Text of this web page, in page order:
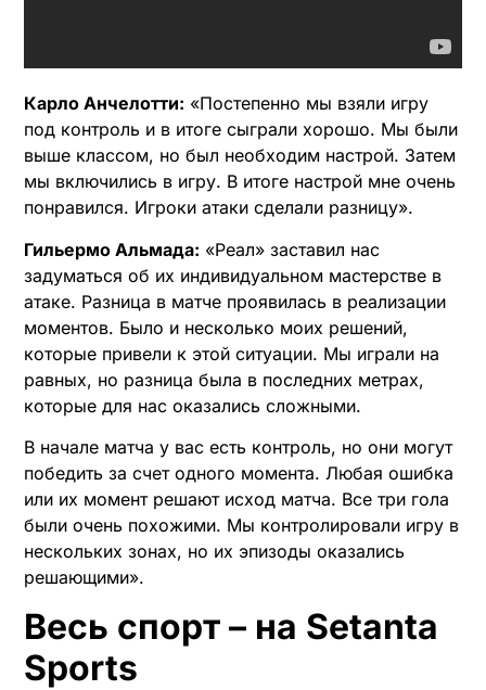
Карло Анчелотти: «Постепенно мы взяли игру
под контроль и в итоге сыграли хорошо. Мы были
выше классом, но был необходим настрой. Затем
мы включились в игру. В итоге настрой мне очень
понравился. Игроки атаки сделали разницу».
Гильермо Альмада: «Реал» заставил нас
задуматься об их индивидуальном мастерстве в
атаке. Разница в матче проявилась в реализации
моментов. Было и несколько моих решений,
которые привели к этой ситуации. Мы играли на
равных, но разница была в последних метрах,
которые для нас оказались сложными.
В начале матча у вас есть контроль, но они могут
победить за счет одного момента. Любая ошибка
или их момент решают исход матча. Все три гола
были очень похожими. Мы контролировали игру в
нескольких зонах, но их эпизоды оказались
решающими».
Весь спорт – на Setanta
Sports